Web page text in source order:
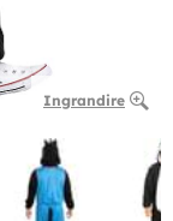
Ingrandire